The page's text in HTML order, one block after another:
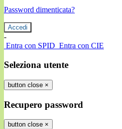
Password dimenticata?
-
Entra con SPID Entra con CIE
Seleziona utente
button close ×
Recupero password
button close ×